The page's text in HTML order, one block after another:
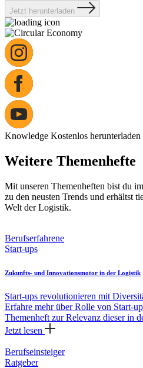
Jetzt herunterladen
Knowledge Kostenlos herunterladen
Weitere Themenhefte
Mit unseren Themenheften bist du
zu den neusten Trends und erhältst
Welt der Logistik.
Berufserfahrene
Start-ups
Zukunfts- und Innovationsmotor in der Logistik
Start-ups revolutionieren mit
Erfahre mehr über Rolle von Start-
Themenheft zur Relevanz dieser in
Jetzt lesen
Berufseinsteiger
Ratgeber